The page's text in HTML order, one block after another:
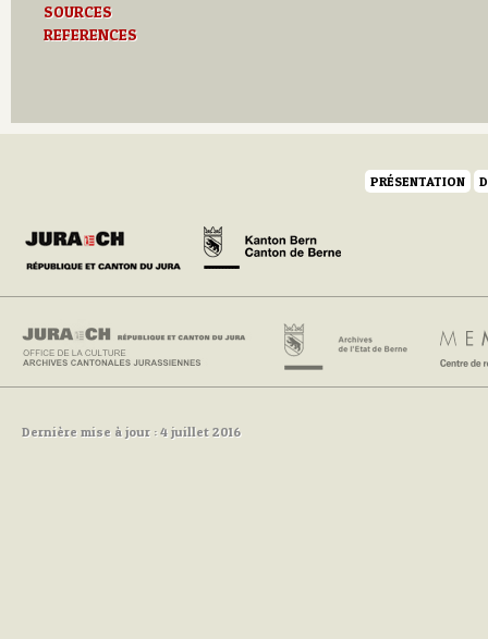
SOURCES
REFERENCES
PRÉSENTATION
Dernière mise à jour : 4 juillet 2016